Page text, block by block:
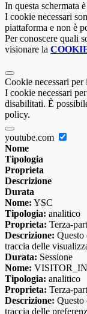
In questa schermata
I cookie necessari
piattaforma e non è
Per conoscere quali
visionare la
Cookie necessari
I cookie necessari
disabilitati. È
policy.
youtube.com
Nome
Tipologia
Proprieta
Descrizione
Durata
Nome: YSC
Tipologia: analitico
Proprieta: Terza-
Descrizione: Questo
traccia delle
Durata: Sessione
Nome:
Tipologia: analitico
Proprieta: Terza-
Descrizione: Questo
traccia delle